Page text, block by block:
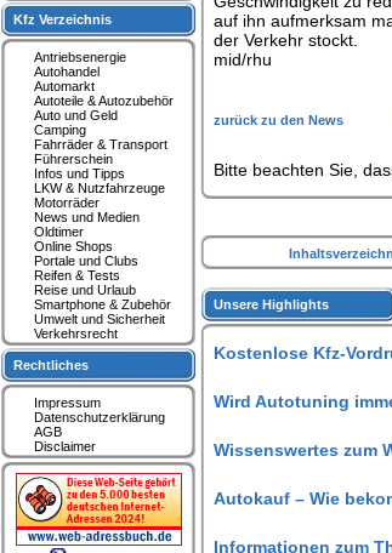
auf ihn aufmerksam
der Verkehr stockt.
mid/rhu
zurück zu den News
Bitte beachten Sie,
Unsere Highlights
Kostenlose Kfz-
Wird Autotuning
Wissenswertes zum
Autokauf – Wie
Informationen zum
Kfz Verzeichnis
Antriebsenergie
Autohandel
Automarkt
Autoteile & Autozubehör
Auto und Geld
Camping
Fahrräder & Transport
Führerschein
Infos und Tipps
LKW & Nutzfahrzeuge
Motorräder
News und Medien
Oldtimer
Online Shops
Portale und Clubs
Reifen & Tests
Reise und Urlaub
Smartphone & Zubehör
Umwelt und Sicherheit
Verkehrsrecht
Rechtliches
Impressum
Datenschutzerklärung
AGB
Disclaimer